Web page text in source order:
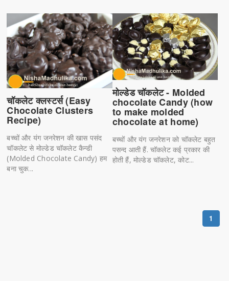
चॉकलेट क्लस्टर्स (Easy
Chocolate Clusters
Recipe)
बच्चों और यंग जनरेशन की खास पसंद
चॉकलेट से मोल्डेड चॉकलेट कैन्डी
(Molded Chocolate Candy) हम
बना चुक...
मोल्डेड चॉकलेट - Molded
chocolate Candy (how
to make molded
chocolate at home)
बच्चों और यंग जनरेशन को चॉकलेट बहुत
पसन्द आती हैं. चॉकलेट कई प्रकार की
होती हैं, मोल्डेड चॉकलेट, कोट...
1